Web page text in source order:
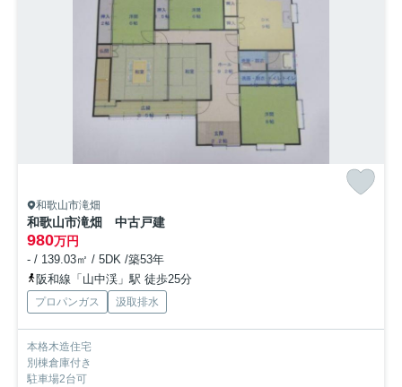
和歌山市滝畑
和歌山市滝畑 中古戸建
980万円
- / 139.03㎡ / 5DK /築53年
阪和線「山中渓」駅 徒歩25分
プロパンガス 汲取排水
本格木造住宅
別棟倉庫付き
駐車場2台可